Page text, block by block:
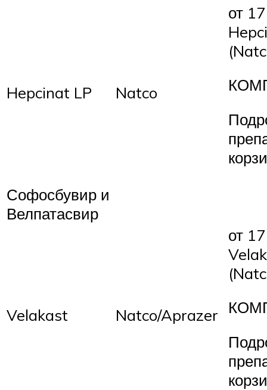
Hepcinat LP Natco
от
Софосбувир и
Велпатасвир
Velakast Natco/Aprazer
от